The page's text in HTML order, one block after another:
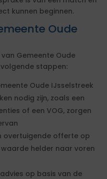
kunnen beginnen.
Oude
Gemeente Oude
stappen:
Oude IJsselstreek
nodig zijn, zoals een
of een VOG, zorgen
overtuigende offerte op
helder naar voren
op basis van de